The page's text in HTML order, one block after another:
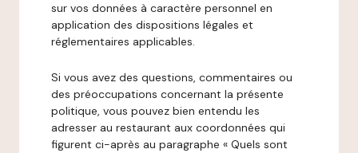
sur vos données à caractère personnel en
application des dispositions légales et
réglementaires applicables.
Si vous avez des questions, commentaires ou
des préoccupations concernant la présente
politique, vous pouvez bien entendu les
adresser au restaurant aux coordonnées qui
figurent ci-après au paragraphe « Quels sont